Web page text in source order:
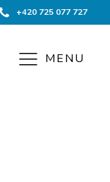
+420 725 077 727
MENU